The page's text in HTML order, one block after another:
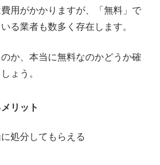
用がかかりますが、「無料」で
る業者も数多く存在します。
か、本当に無料なのかどうか確
ょう。
リット
処分してもらえる